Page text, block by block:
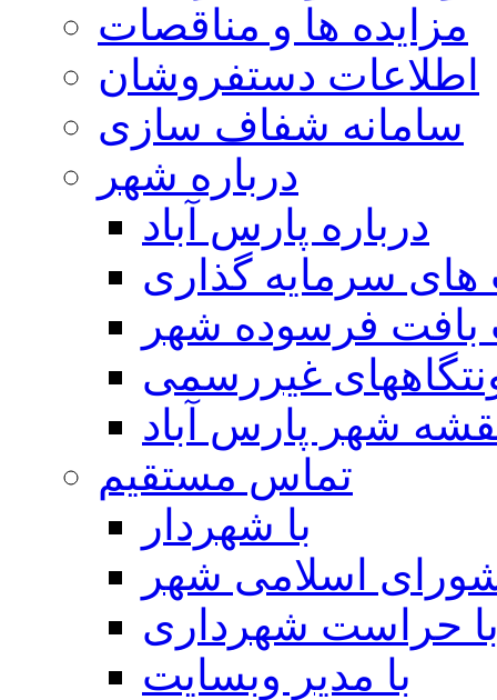
مزایده ها و مناقصات
اطلاعات دستفروشان
سامانه شفاف سازی
درباره شهر
درباره پارس آباد
سرمایه گذاری
بافت فرسوده شهر
غیررسمی
شهر پارس آباد
تماس مستقیم
با شهردار
اسلامی شهر
حراست شهرداری
با مدیر وبسایت